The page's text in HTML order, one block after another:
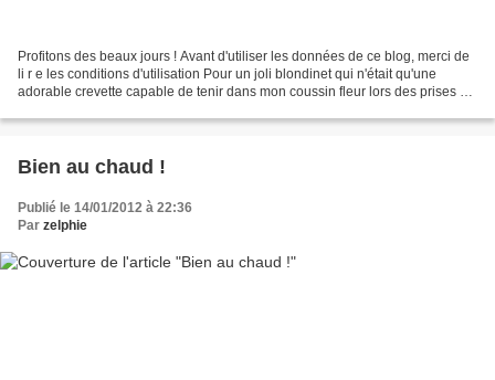
Profitons des beaux jours ! Avant d'utiliser les données de ce blog, merci de
li r e les conditions d'utilisation Pour un joli blondinet qui n'était qu'une
adorable crevette capable de tenir dans mon coussin fleur lors des prises de
Bien au chaud !
Publié le 14/01/2012 à 22:36
Par zelphie